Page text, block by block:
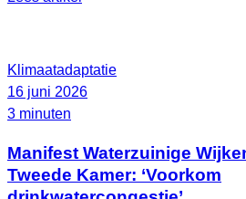
Klimaatadaptatie
16 juni 2026
3 minuten
Manifest Waterzuinige
Tweede Kamer: ‘Voorkom